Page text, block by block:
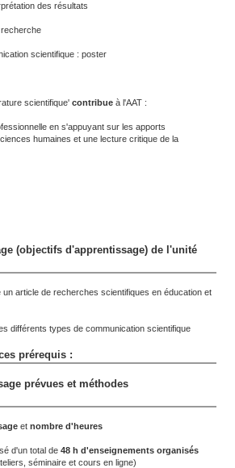
des résultats
recherche
scientifique : poster
scientifique' contribue à l'AAT :
en s'appuyant sur les apports
humaines et une lecture critique de la
(objectifs d'apprentissage) de l'unité
un article de recherches scientifiques en éducation et
différents types de communication scientifique
prérequis :
prévues et méthodes
et nombre d'heures
d'un total de 48 h d'enseignements organisés
séminaire et cours en ligne)